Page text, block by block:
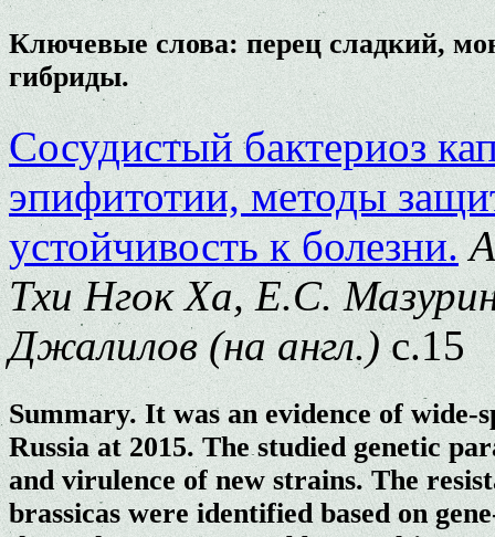
Ключевые слова: перец сладкий,
гибриды.
Сосудистый бактериоз
эпифитотии, методы
устойчивость к болезни.
Тхи Нгок Ха, Е.С.
Джалилов (на англ.)с.15
Summary.It was an evidence of wide-
Russia at 2015. The studied genetic
and virulence of new strains. The
brassicas were identified based on